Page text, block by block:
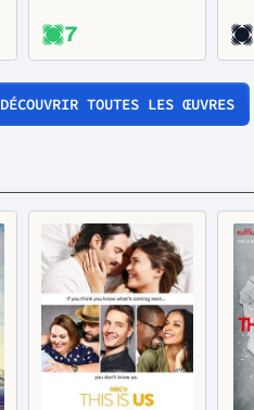
7
DÉCOUVRIR TOUTES LES ŒUVRES